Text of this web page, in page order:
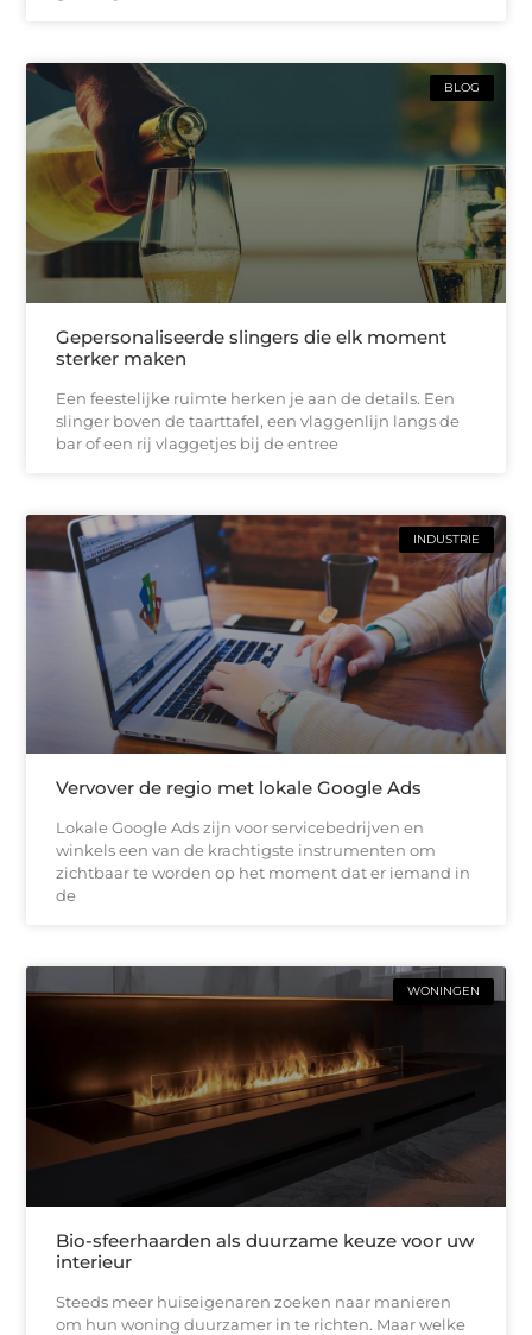
BLOG
Gepersonaliseerde slingers die elk moment
sterker maken
Een feestelijke ruimte herken je aan de details. Een
slinger boven de taarttafel, een vlaggenlijn langs de
bar of een rij vlaggetjes bij de entree
INDUSTRIE
Vervover de regio met lokale Google Ads
Lokale Google Ads zijn voor servicebedrijven en
winkels een van de krachtigste instrumenten om
zichtbaar te worden op het moment dat er iemand in
de
WONINGEN
Bio-sfeerhaarden als duurzame keuze voor uw
interieur
Steeds meer huiseigenaren zoeken naar manieren
om hun woning duurzamer in te richten. Maar welke